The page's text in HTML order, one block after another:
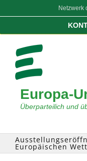
Inhalt
Netzwerk
Europa-
Überparteilich und
Europäischen